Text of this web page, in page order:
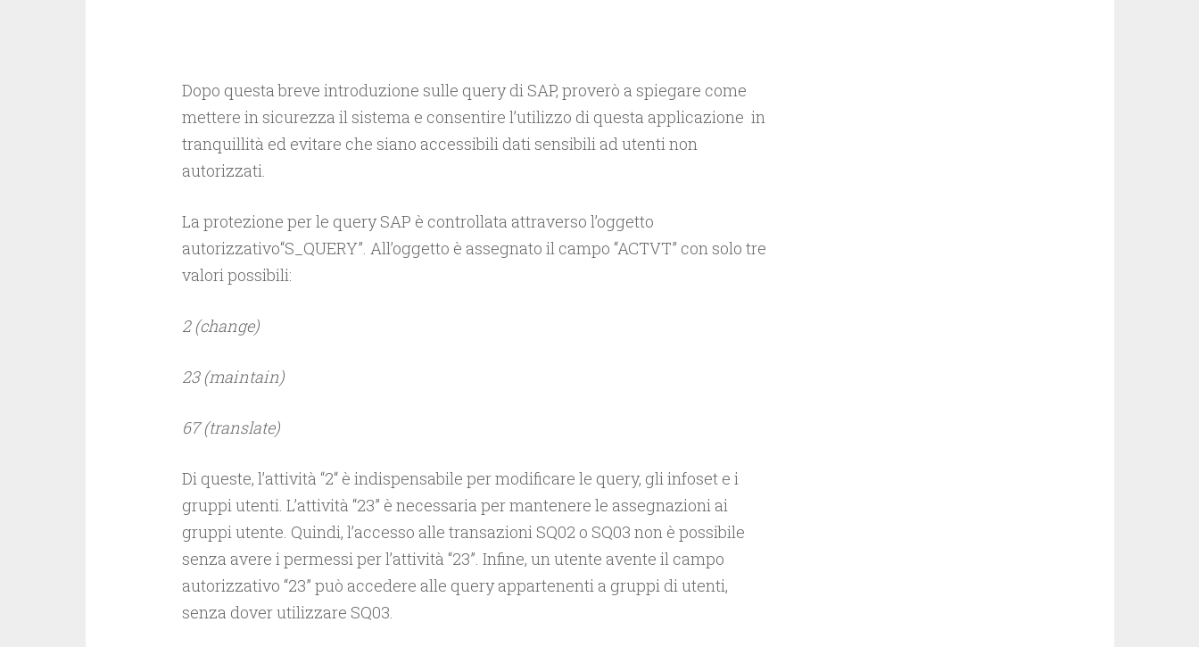
Dopo questa breve introduzione sulle query di SAP, proverò a spiegare come
mettere in sicurezza il sistema e consentire l’utilizzo di questa applicazione in
tranquillità ed evitare che siano accessibili dati sensibili ad utenti non
autorizzati.
La protezione per le query SAP è controllata attraverso l’oggetto
autorizzativo“S_QUERY”. All’oggetto è assegnato il campo “ACTVT” con solo tre
valori possibili:
2 (change)
23 (maintain)
67 (translate)
Di queste, l’attività “2“ è indispensabile per modificare le query, gli infoset e i
gruppi utenti. L’attività “23” è necessaria per mantenere le assegnazioni ai
gruppi utente. Quindi, l’accesso alle transazioni SQ02 o SQ03 non è possibile
senza avere i permessi per l’attività “23”. Infine, un utente avente il campo
autorizzativo “23” può accedere alle query appartenenti a gruppi di utenti,
senza dover utilizzare SQ03.